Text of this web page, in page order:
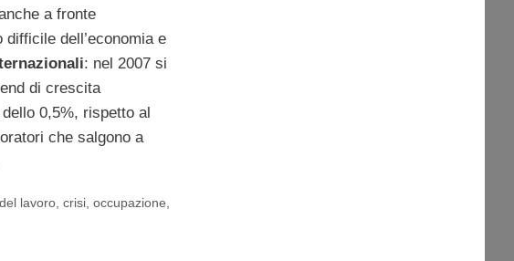
a fronte
difficile dell’economia e
: nel 2007 si
di crescita
0,5%, rispetto al
che salgono a
lavoro ,crisi ,occupazione